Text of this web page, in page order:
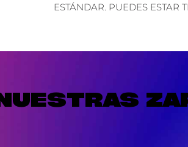
ESTÁNDAR. PUEDES ESTAR